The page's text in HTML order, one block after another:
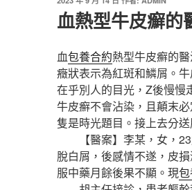
血熱型牛皮癬的
血包養合約熱型牛皮癬的
癥狀表示為紅斑和鱗屑。
在乎別人的目光，Z後慢慢
牛皮癬不會沾染，且顛末
隻是時光題目。接上去分
【醫案】李某，女，23
脫白屑，後感情不遂，皮
服中藥月餘後果不顯。現